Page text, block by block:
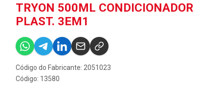
TRYON 500ML CONDICIONADOR
PLAST. 3EM1
Código do Fabricante: 2051023
Código: 13580